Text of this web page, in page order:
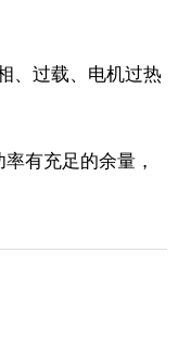
、过载、电机过热
有充足的余量，